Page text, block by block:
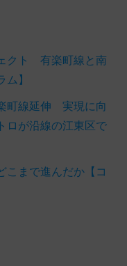
クト 有楽町線と南
】
町線延伸 実現に向
が沿線の江東区で
こまで進んだか【コ